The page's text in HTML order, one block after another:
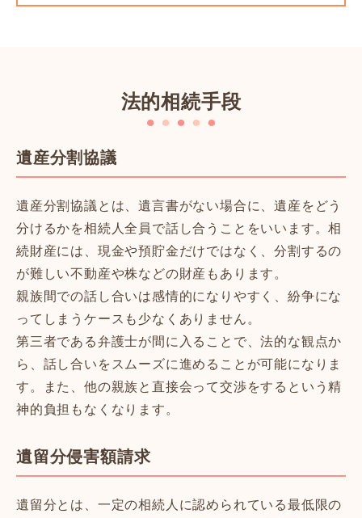
法的相続手段
遺産分割協議
遺産分割協議とは、遺言書がない場合に、遺産をどう
分けるかを相続人全員で話し合うことをいいます。相
続財産には、現金や預貯金だけではなく、分割するの
が難しい不動産や株などの財産もあります。
親族間での話し合いは感情的になりやすく、紛争にな
ってしまうケースも少なくありません。
第三者である弁護士が間に入ることで、法的な観点か
ら、話し合いをスムーズに進めることが可能になりま
す。また、他の親族と直接会って交渉をするという精
神的負担もなくなります。
遺留分侵害額請求
遺留分とは、一定の相続人に認められている最低限の